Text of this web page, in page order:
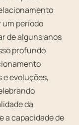
período
de alguns anos
profundo
e evoluções,
da
a capacidade de